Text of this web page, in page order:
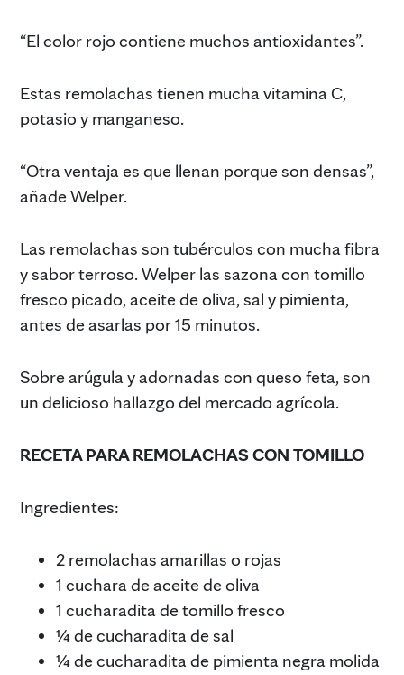
“El color rojo contiene muchos antioxidantes”.
Estas remolachas tienen mucha vitamina C,
potasio y manganeso.
“Otra ventaja es que llenan porque son densas”,
añade Welper.
Las remolachas son tubérculos con mucha fibra
y sabor terroso. Welper las sazona con tomillo
fresco picado, aceite de oliva, sal y pimienta,
antes de asarlas por 15 minutos.
Sobre arúgula y adornadas con queso feta, son
un delicioso hallazgo del mercado agrícola.
RECETA PARA REMOLACHAS CON TOMILLO
Ingredientes:
2 remolachas amarillas o rojas
1 cuchara de aceite de oliva
1 cucharadita de tomillo fresco
¼ de cucharadita de sal
¼ de cucharadita de pimienta negra molida